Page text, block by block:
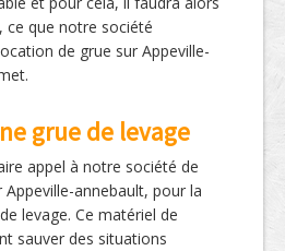
ce que notre société
de grue sur Appeville-
grue de levage
appel à notre société de
annebault, pour la
levage. Ce matériel de
sauver des situations